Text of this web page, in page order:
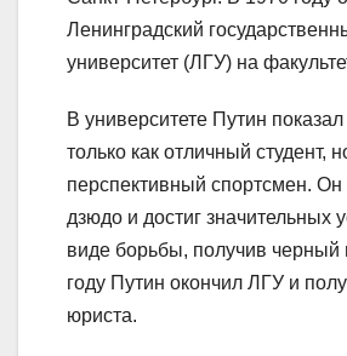
Ленинградский
университет (ЛГУ) на
В университете Путин
только как отличный студент,
перспективный спортсмен. Он
дзюдо и достиг значительных
виде борьбы, получив черный
году Путин окончил ЛГУ и
юриста.